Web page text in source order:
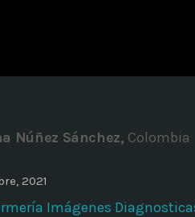
Time
Núñez Sánchez, Colombia
2021
Imágenes